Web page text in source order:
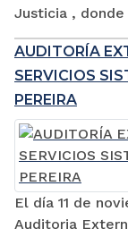
Justicia , donde
AUDITORÍA
SERVICIOS
PEREIRA
El día 11 de
Auditoria